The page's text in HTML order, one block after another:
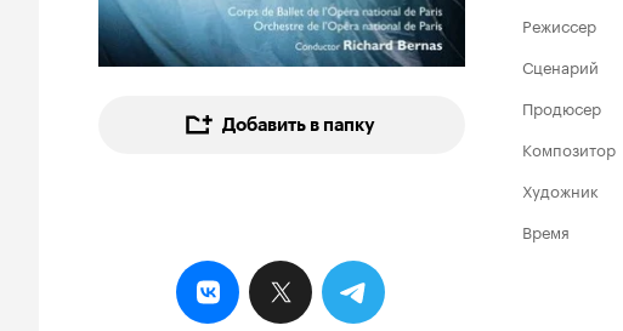
Добавить в папку
Режиссер
Сценарий
Продюсер
Композитор
Художник
Время